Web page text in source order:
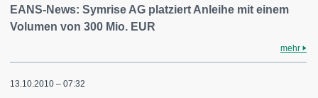
EANS-News: Symrise AG platziert Anleihe mit einem
Volumen von 300 Mio. EUR
mehr
13.10.2010 – 07:32